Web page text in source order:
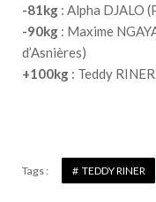
-81kg : Alpha DJALO
-90kg : Maxime
d’Asnières)
+100kg : Teddy
Tags : TEDDY RINER